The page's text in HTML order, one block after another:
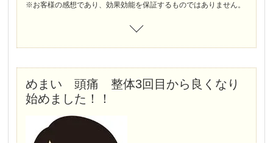
※お客様の感想であり、効果効能を保証するものではありません。
めまい 頭痛 整体3回目から良くなり
始めました！！